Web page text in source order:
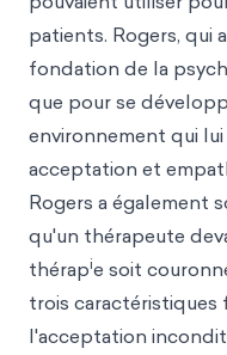
patients. Rogers, qui
fondation de la
que pour se
environnement qui
acceptation et
Rogers a également
qu'un thérapeute
thérapie soit
trois caractéristiques
l'acceptation